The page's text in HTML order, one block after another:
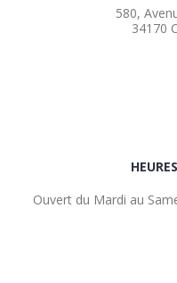
580,
34170
Ouvert du Mardi au